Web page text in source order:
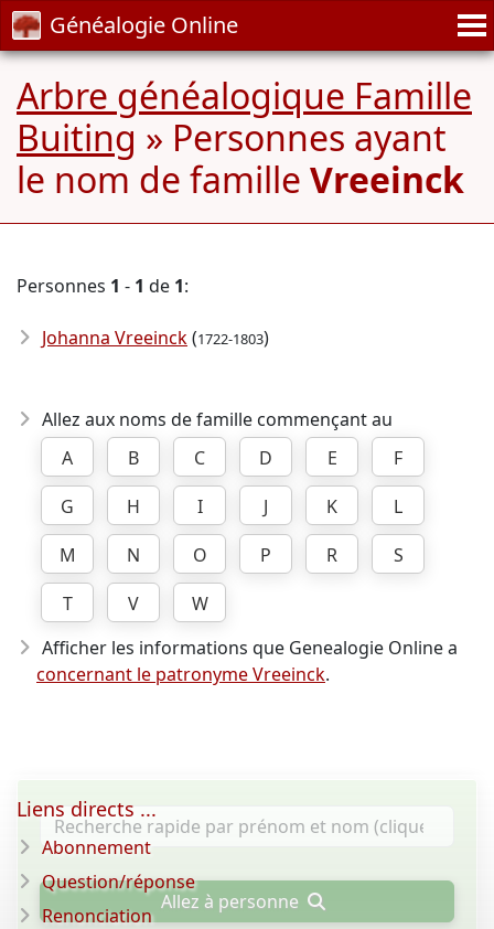
Généalogie Online
Arbre généalogique Famille
Buiting » Personnes ayant
le nom de famille Vreeinck
Personnes 1 - 1 de 1:
Johanna Vreeinck(1722-1803)
Allez aux noms de famille commençant au
A
B C D E
F
G
H I J K
L
M
N O P R
S
T
V
W
Afficher les informations que Genealogie Online a
concernant le patronyme Vreeinck.
Allez à personne
Liens directs ...
Abonnement
Question/réponse
Renonciation